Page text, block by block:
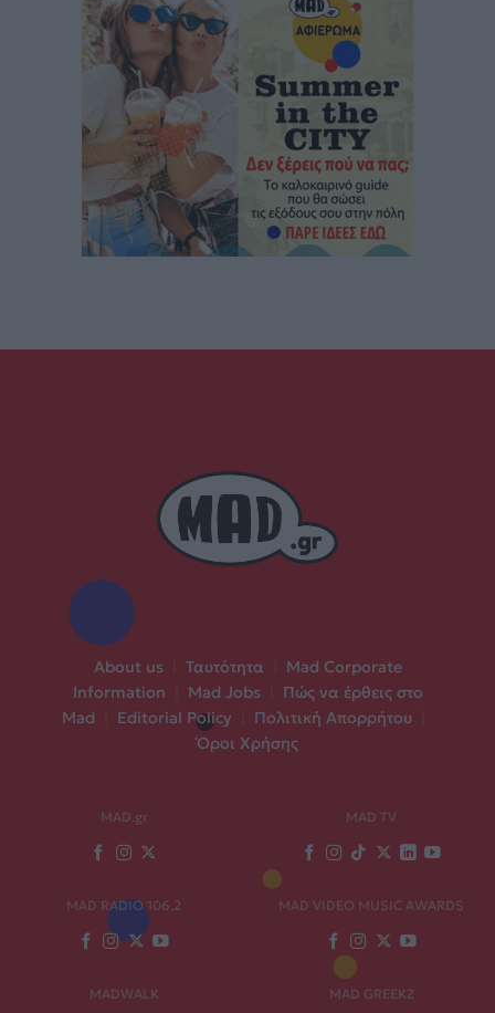
About us Ταυτότητα
Mad Corporate
Information
Mad Jobs
Πώς να έρθεις στο
Mad
Editorial Policy Πολιτική Απορρήτου
Όροι Χρήσης
MAD.gr MAD TV
MAD RADIO 106,2 MAD VIDEO MUSIC AWARDS
MADWALK MAD GREEKZ